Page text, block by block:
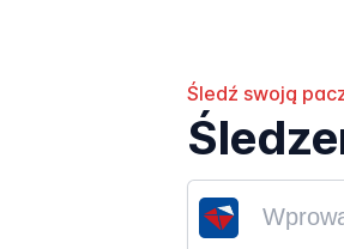
Śledź swoją